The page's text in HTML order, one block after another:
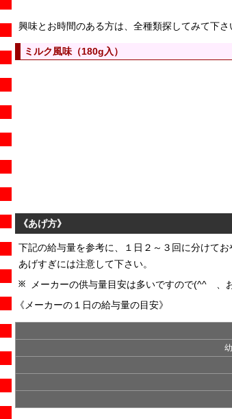
興味とお時間のある方は、全種類探してみて下さ
ミルク風味（180g入）
《あげ方》
下記の給与量を参考に、１日２～３回に分けてお
あげすぎには注意して下さい。
メーカーの供与量目安は多いですので(^^ゞ、
《メーカーの１日の給与量の目安》
幼